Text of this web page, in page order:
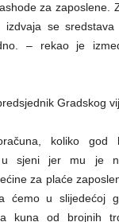
za zaposlene.
izdvaja se
– rekao je
Gradskog
koliko god
sjeni jer mu je
za plaće
ćemo u slijedećoj
kuna od brojnih